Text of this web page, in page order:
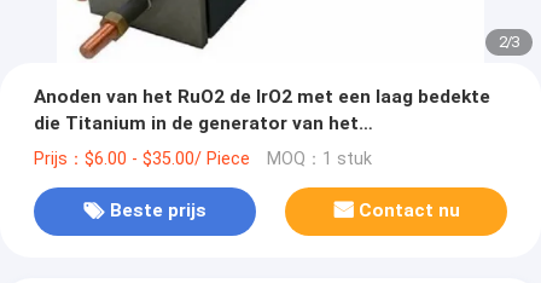
2/3
Anoden van het RuO2 de IrO2 met een laag bedekte
die Titanium in de generator van het
Natriumhypochloriet worden gebruikt
Prijs：$6.00 - $35.00/ Piece MOQ：1 stuk
Beste prijs Contact nu